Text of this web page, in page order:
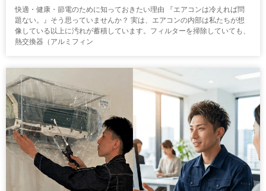
快適・健康・節電のために知っておきたい理由 『エアコンは冷えれば問
題ない。』そう思っていませんか？ 実は、エアコンの内部は私たちが想
像している以上に汚れが蓄積しています。フィルターを掃除していても、
熱交換器（アルミフィン